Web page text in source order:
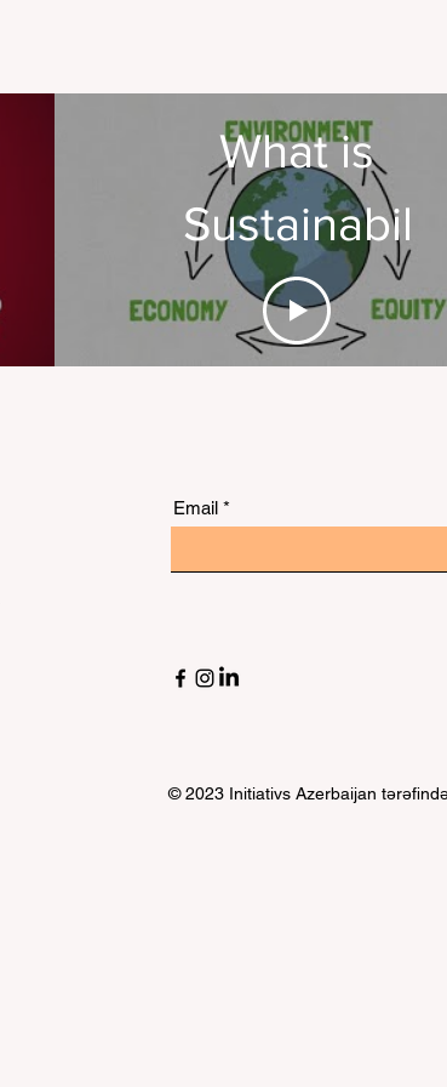
What is
Sustainability
Email
© 2023 Initiativs Azerbaijan